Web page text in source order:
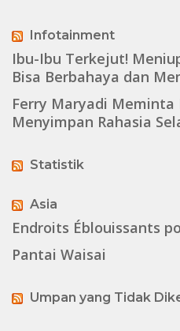
Infotainment
Ibu-Ibu Terkejut!
Bisa Berbahaya dan
Ferry Maryadi Meminta
Menyimpan Rahasia
Statistik
Asia
Endroits Éblouissants
Pantai Waisai
Umpan yang Tidak